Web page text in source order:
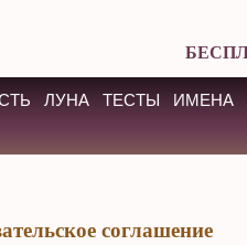
ЛУНА ТЕСТЫ ИМЕНА
соглашение